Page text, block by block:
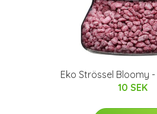
Eko Strössel Bloomy
10 SEK